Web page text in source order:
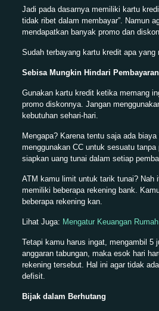
Jadi pada dasarnya memiliki kartu
tidak ribet dalam membayar”. Namun
mendapatkan banyak promo dan
Sudah terbayang kartu kredit apa yang
Sebisa Mungkin Hindari
Gunakan kartu kredit ketika memang
promo diskonnya. Jangan
kebutuhan sehari-hari.
Mengapa? Karena tentu saja ada
menggunakan CC untuk sesuatu
siapkan uang tunai dalam setiap
ATM kamu limit untuk tarik tunai? Nah
memiliki beberapa rekening bank.
beberapa rekening kan.
Lihat Juga: Mengatur Keuangan
Tetapi kamu harus ingat, mengambil 5
anggaran tabungan, maka esok hari
rekening tersebut. Hal ini agar tidak
defisit.
Bijak dalam Berhutang